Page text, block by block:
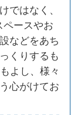
ではなく、
ペースやお
などをあち
くりするも
よし、様々
心がけてお